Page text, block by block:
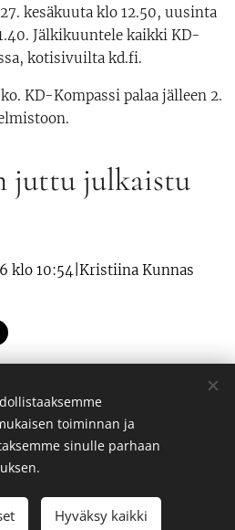
kesäkuuta klo 12.50, uusinta
Jälkikuuntele kaikki KD-
kotisivuilta kd.fi.
KD-Kompassi palaa jälleen 2.
juttu julkaistu
klo 10:54|Kristiina Kunnas
Ärling
pidätetään 2023
Evästeet
toiminnan ja
sinulle parhaan
Hyväksy kaikki